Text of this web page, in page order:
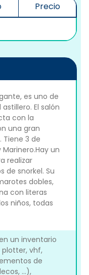
Precio
es uno de
El salón
con la
una gran
3 de
un
realizar
de snorkel. Su
dobles,
con literas
niños, todas
un inventario
vhf,
de
...),